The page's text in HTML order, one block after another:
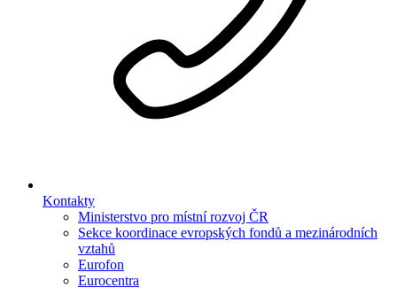
Kontakty
Ministerstvo pro místní rozvoj ČR
Sekce koordinace evropských fondů a mezinárodních
vztahů
Eurofon
Eurocentra